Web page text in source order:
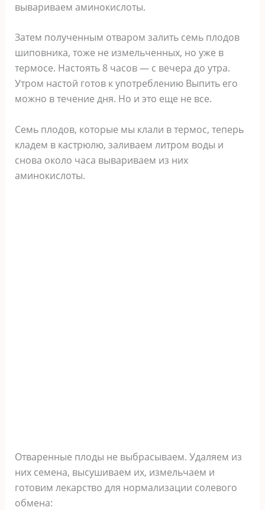
вывариваем аминокислоты.
Затем полученным отваром залить семь плодов
шиповника, тоже не измельченных, но уже в
термосе. Настоять 8 часов — с вечера до утра.
Утром настой готов к употреблению Выпить его
можно в течение дня. Но и это еще не все.
Семь плодов, которые мы клали в термос, теперь
кладем в кастрюлю, заливаем литром воды и
снова около часа вывариваем из них
аминокислоты.
Отваренные плоды не выбрасываем. Удаляем из
них семена, высушиваем их, измельчаем и
готовим лекарство для нормализации солевого
обмена: